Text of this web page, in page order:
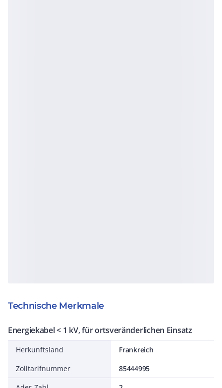
Technische Merkmale
Energiekabel < 1 kV, für ortsveränderlichen Einsatz
Herkunftsland
Frankreich
Zolltarifnummer
85444995